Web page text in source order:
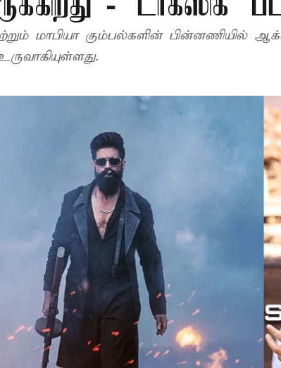
மாபியா கும்பல்களின் பின்னணியில்